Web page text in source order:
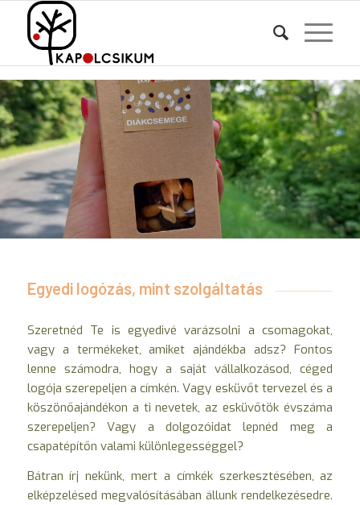
Egyedi logózás, mint szolgáltatás
Szeretnéd Te is egyedivé varázsolni a csomagokat,
vagy a termékeket, amiket ajándékba adsz? Fontos
lenne számodra, hogy a saját vállalkozásod, céged
logója szerepeljen a címkén. Vagy esküvőt tervezel és a
köszönőajándékon a ti nevetek, az esküvőtök évszáma
szerepeljen? Vagy a dolgozóidat lepnéd meg a
csapatépítőn valami különlegességgel?
Bátran írj nekünk, mert a címkék szerkesztésében, az
elképzelésed megvalósításában állunk rendelkezésedre.